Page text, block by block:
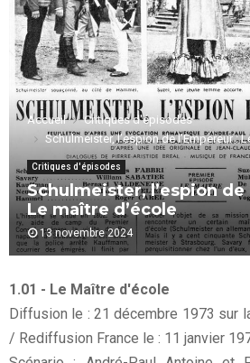
Accueil
Critiques d'épisodes
Schulmeister, l’espion de l’Empereur :
Critiques d'épisodes
Schulmeister, l’espion de
Le maître d’école
13 novembre 2024
1.01 - Le Maître d'école
Diffusion le : 21 décembre 1973 sur
/ Rediffusion France le : 11 janvier